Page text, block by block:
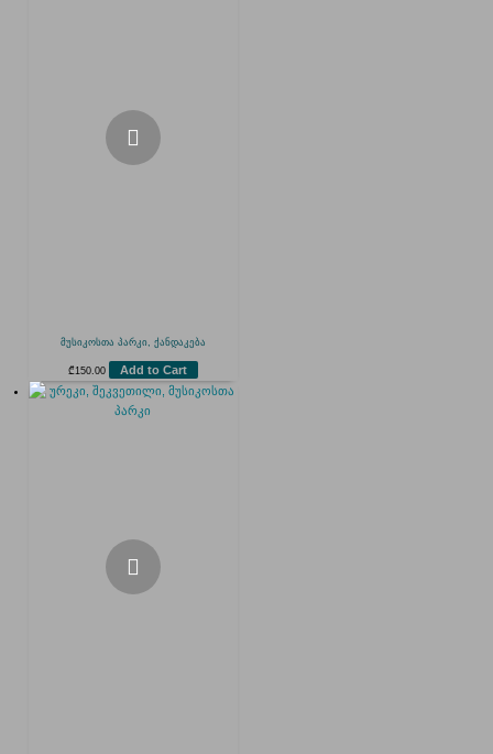
მუსიკოსთა პარკი, ქანდაკება
₾150.00 Add to Cart